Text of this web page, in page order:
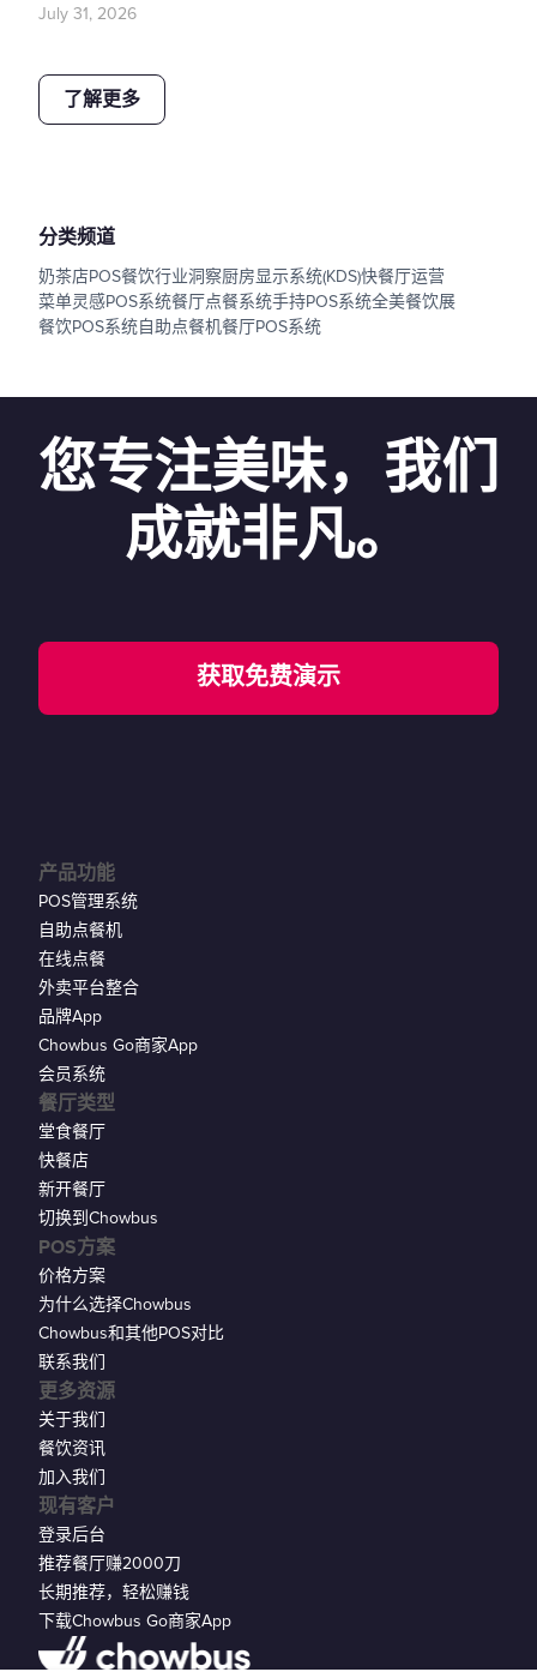
July 31, 2026
了解更多
分类频道
奶茶店POS餐饮行业洞察厨房显示系统(KDS)快餐厅运营
菜单灵感POS系统餐厅点餐系统手持POS系统全美餐饮展
餐饮POS系统自助点餐机餐厅POS系统
您专注美味，我们
成就非凡。
获取免费演示
现有客户
登录后台
推荐餐厅赚2000刀
长期推荐，轻松赚钱
下载Chowbus Go商家App
产品功能
POS管理系统
自助点餐机
在线点餐
外卖平台整合
品牌App
Chowbus Go商家App
会员系统
餐厅类型
堂食餐厅
快餐店
新开餐厅
切换到Chowbus
POS方案
价格方案
为什么选择Chowbus
Chowbus和其他POS对比
联系我们
更多资源
关于我们
餐饮资讯
加入我们